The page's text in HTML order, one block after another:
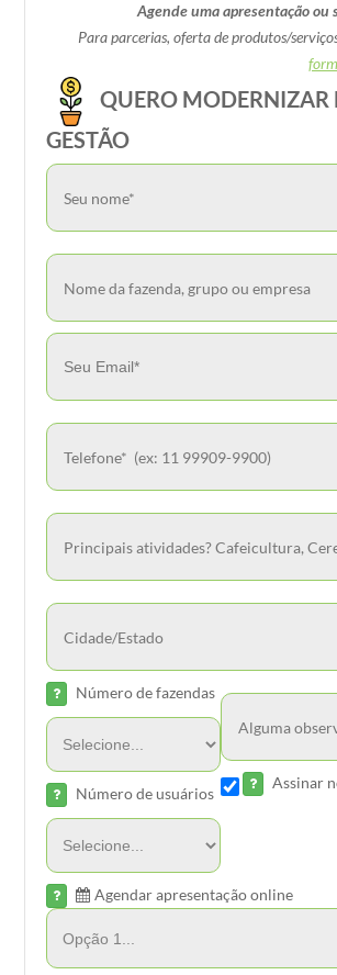
Agende uma apresentação ou
Para parcerias, oferta de produtos/
QUERO
GESTÃO
Número de fazendas
Número de usuários
Assinar
Agendar apresentação online